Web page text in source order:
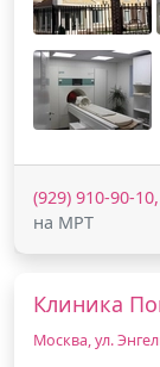
(929) 910-90-
на МРТ
Клиника
Москва, ул.